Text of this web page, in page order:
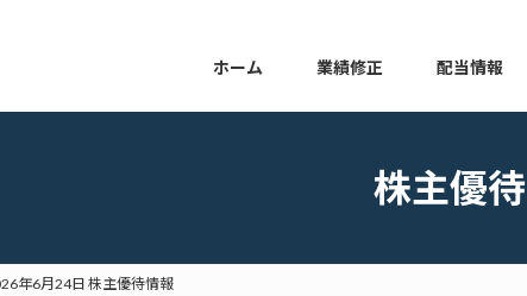
ホーム 業績修正 配当情報
株主優待
年6月24日 株主優待情報